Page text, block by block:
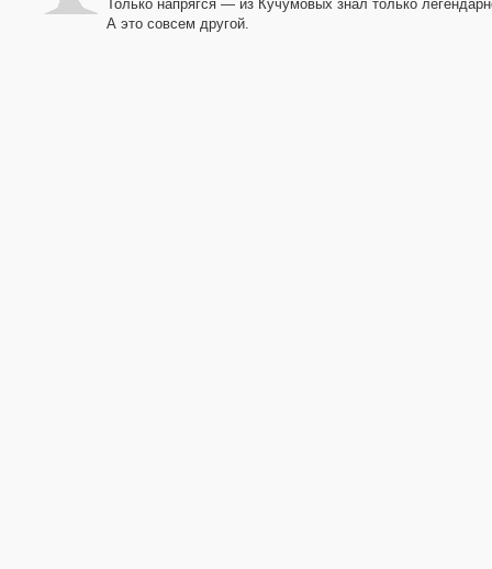
Только напрягся — из Кучумовых знал только
А это совсем другой.